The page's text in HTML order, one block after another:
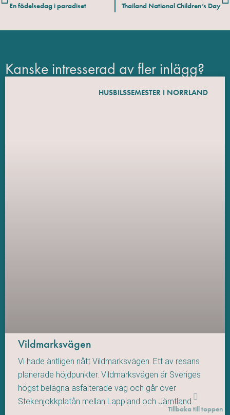
En födelsedag i paradiset Thailand National Children’s Day
Kanske intresserad av fler inlägg?
HUSBILSSEMESTER I NORRLAND
Vildmarksvägen
Vi hade äntligen nått Vildmarksvägen. Ett av resans
planerade höjdpunkter. Vildmarksvägen är Sveriges
högst belägna asfalterade väg och går över
Stekenjokk­platån mellan Lappland och Jämtland.
Tillbaka till toppen